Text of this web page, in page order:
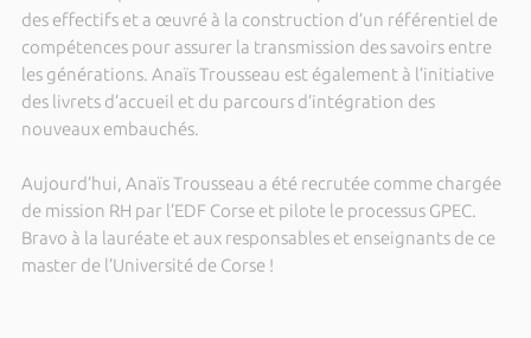
des effectifs et a œuvré à la construction d’un référentiel de
compétences pour assurer la transmission des savoirs entre
les générations. Anaïs Trousseau est également à l’initiative
des livrets d’accueil et du parcours d’intégration des
nouveaux embauchés.
Aujourd’hui, Anaïs Trousseau a été recrutée comme chargée
de mission RH par l’EDF Corse et pilote le processus GPEC.
Bravo à la lauréate et aux responsables et enseignants de ce
master de l’Université de Corse !